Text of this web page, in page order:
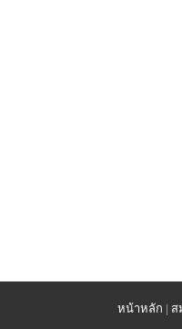
หน้าหลัก | ส